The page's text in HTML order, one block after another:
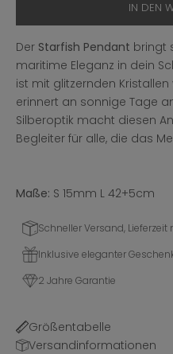
IN DEN
Der Starfish Pendant bringt
maritime Eleganz in dein
ist mit glitzernden
erinnert an sonnige Tage
Silberoptik macht diesen
Begleiter für alle, die das
Maße: S 15mm L 42+5cm
Schneller Versand, Lieferzeit
Inklusive eleganter
2 Jahre Garantie
Größentabelle
Versandinformationen